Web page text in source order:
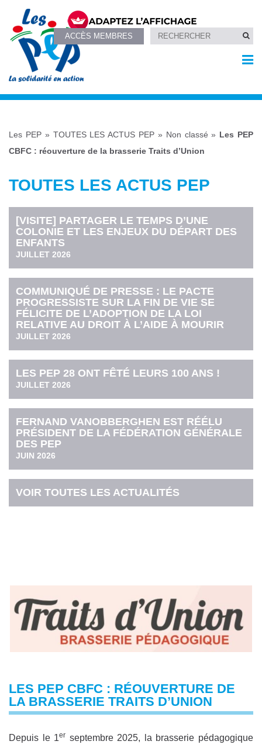
ACCÈS MEMBRES
Les PEP» TOUTES LES ACTUS PEP » Non classé » Les PEP
CBFC : réouverture de la brasserie Traits d’Union
TOUTES LES ACTUS PEP
[VISITE] PARTAGER LE TEMPS D’UNE
COLONIE ET LES ENJEUX DU DÉPART DES
ENFANTS
JUILLET 2026
COMMUNIQUÉ DE PRESSE : LE PACTE
PROGRESSISTE SUR LA FIN DE VIE SE
FÉLICITE DE L’ADOPTION DE LA LOI
RELATIVE AU DROIT À L’AIDE À MOURIR
JUILLET 2026
LES PEP 28 ONT FÊTÉ LEURS 100 ANS !
JUILLET 2026
FERNAND VANOBBERGHEN EST RÉÉLU
PRÉSIDENT DE LA FÉDÉRATION GÉNÉRALE
DES PEP
JUIN 2026
VOIR TOUTES LES ACTUALITÉS
LES PEP CBFC : RÉOUVERTURE DE
LA BRASSERIE TRAITS D’UNION
Depuis le 1er septembre 2025, la brasserie pédagogique